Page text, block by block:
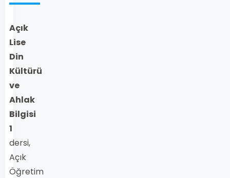
Açık
Lise
Din
Kültürü
ve
Ahlak
Bilgisi
1
dersi,
Açık
Öğretim